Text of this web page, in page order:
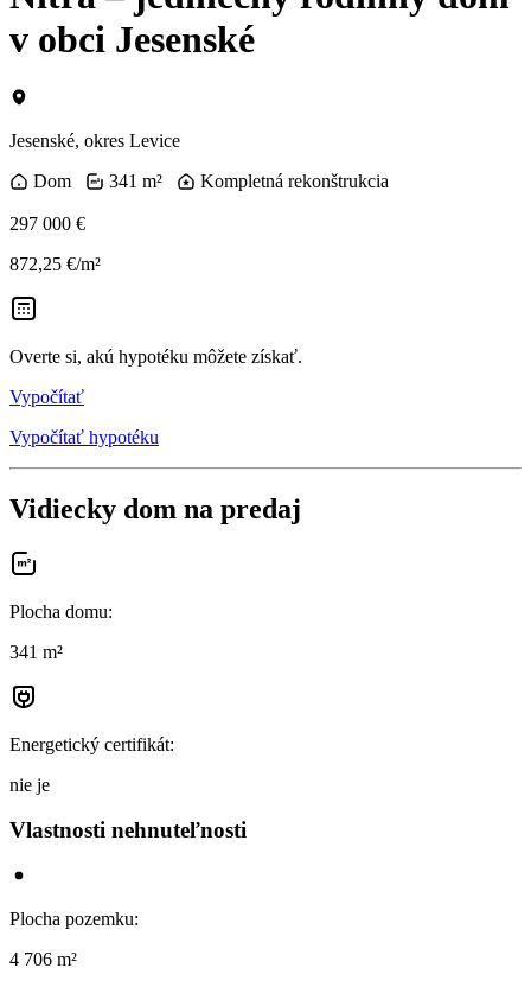
v obci Jesenské
Jesenské, okres Levice
Dom
341 m² Kompletná rekonštrukcia
297 000 €
872,25 €/m²
Overte si, akú hypotéku môžete získať.
Vypočítať
Vypočítať hypotéku
Vidiecky dom na predaj
Plocha domu:
341 m²
Energetický certifikát:
nie je
Vlastnosti nehnuteľnosti
Plocha pozemku:
4 706 m²